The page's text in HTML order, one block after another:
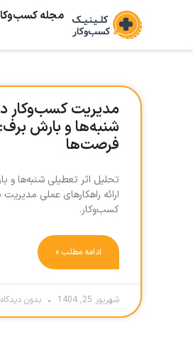
مجله
مدیریت کسب‌وکار
شنبه‌ها و بارش
فرصت‌ها
تحلیل اثر تعطیلی شنبه‌ها و
ارائه راهکارهای عملی
کسب‌وکار.
ادامه مطلب »
شهریور 25, 1404 بدون دیدگاه